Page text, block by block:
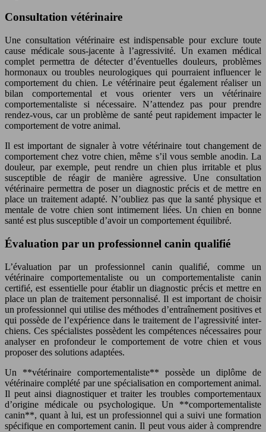
Consultation vétérinaire
Une consultation vétérinaire est indispensable pour exclure toute
cause médicale sous-jacente à l’agressivité. Un examen médical
complet permettra de détecter d’éventuelles douleurs, problèmes
hormonaux ou troubles neurologiques qui pourraient influencer le
comportement du chien. Le vétérinaire peut également réaliser un
bilan comportemental et vous orienter vers un vétérinaire
comportementaliste si nécessaire. N’attendez pas pour prendre
rendez-vous, car un problème de santé peut rapidement impacter le
comportement de votre animal.
Il est important de signaler à votre vétérinaire tout changement de
comportement chez votre chien, même s’il vous semble anodin. La
douleur, par exemple, peut rendre un chien plus irritable et plus
susceptible de réagir de manière agressive. Une consultation
vétérinaire permettra de poser un diagnostic précis et de mettre en
place un traitement adapté. N’oubliez pas que la santé physique et
mentale de votre chien sont intimement liées. Un chien en bonne
santé est plus susceptible d’avoir un comportement équilibré.
Évaluation par un professionnel canin qualifié
L’évaluation par un professionnel canin qualifié, comme un
vétérinaire comportementaliste ou un comportementaliste canin
certifié, est essentielle pour établir un diagnostic précis et mettre en
place un plan de traitement personnalisé. Il est important de choisir
un professionnel qui utilise des méthodes d’entraînement positives et
qui possède de l’expérience dans le traitement de l’agressivité inter-
chiens. Ces spécialistes possèdent les compétences nécessaires pour
analyser en profondeur le comportement de votre chien et vous
proposer des solutions adaptées.
Un **vétérinaire comportementaliste** possède un diplôme de
vétérinaire complété par une spécialisation en comportement animal.
Il peut ainsi diagnostiquer et traiter les troubles comportementaux
d’origine médicale ou psychologique. Un **comportementaliste
canin**, quant à lui, est un professionnel qui a suivi une formation
spécifique en comportement canin. Il peut vous aider à comprendre